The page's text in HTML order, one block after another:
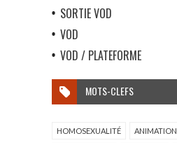
SORTIE VOD
VOD
VOD / PLATEFORME
MOTS-CLEFS
HOMOSEXUALITÉ ANIMATION